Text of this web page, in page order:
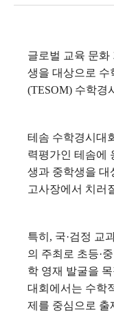
글로벌 교육 문
생을 대상으로 수
(TESOM) 수학경
테솜 수학경시대
력평가인 테솜에
생과 중학생을 대
고사장에서 치러
특히, 국·검정 교
의 주최로 초등·
학 영재 발굴을
대회에서는 수학
제를 중심으로 출